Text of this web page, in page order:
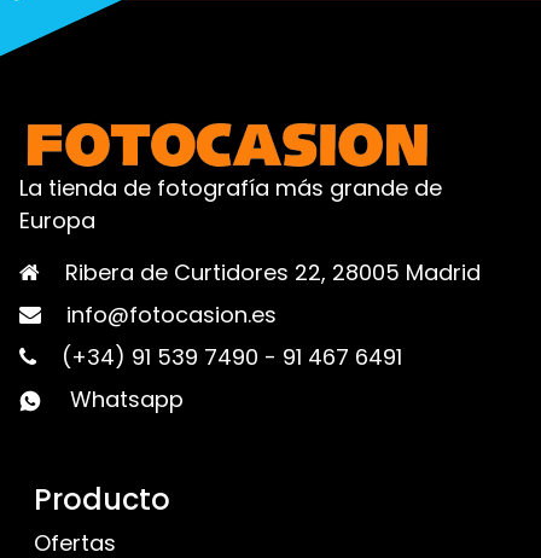
La tienda de fotografía más grande de
Europa
Ribera de Curtidores 22, 28005 Madrid
info@fotocasion.es
(+34) 91 539 7490 - 91 467 6491
Whatsapp
Producto
Ofertas